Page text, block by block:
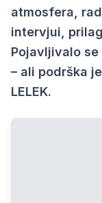
atmosfera,
intervjui,
Pojavljivalo
– ali podrška
LELEK.